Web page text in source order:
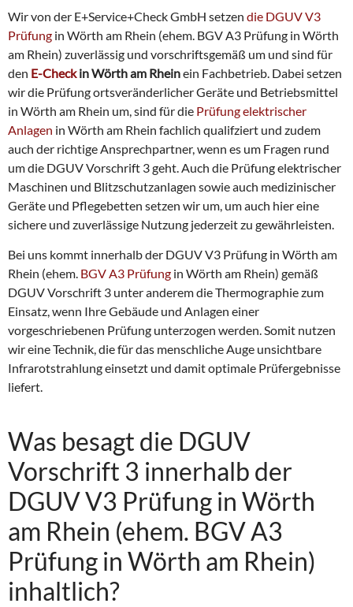
Wir von der E+Service+Check GmbH setzen die DGUV V3
Prüfung in Wörth am Rhein (ehem. BGV A3 Prüfung in Wörth
am Rhein) zuverlässig und vorschriftsgemäß um und sind für
den E-Checkin Wörth am Rheinein Fachbetrieb. Dabei setzen
wir die Prüfung ortsveränderlicher Geräte und Betriebsmittel
in Wörth am Rhein um, sind für die Prüfung elektrischer
Anlagen in Wörth am Rhein fachlich qualifziert und zudem
auch der richtige Ansprechpartner, wenn es um Fragen rund
um die DGUV Vorschrift 3 geht. Auch die Prüfung elektrischer
Maschinen und Blitzschutzanlagen sowie auch medizinischer
Geräte und Pflegebetten setzen wir um, um auch hier eine
sichere und zuverlässige Nutzung jederzeit zu gewährleisten.
Bei uns kommt innerhalb der DGUV V3 Prüfung in Wörth am
Rhein (ehem. BGV A3 Prüfung in Wörth am Rhein) gemäß
DGUV Vorschrift 3 unter anderem die Thermographie zum
Einsatz, wenn Ihre Gebäude und Anlagen einer
vorgeschriebenen Prüfung unterzogen werden. Somit nutzen
wir eine Technik, die für das menschliche Auge unsichtbare
Infrarotstrahlung einsetzt und damit optimale Prüfergebnisse
liefert.
Was besagt die DGUV
Vorschrift 3 innerhalb der
DGUV V3 Prüfung in Wörth
am Rhein (ehem. BGV A3
Prüfung in Wörth am Rhein)
inhaltlich?